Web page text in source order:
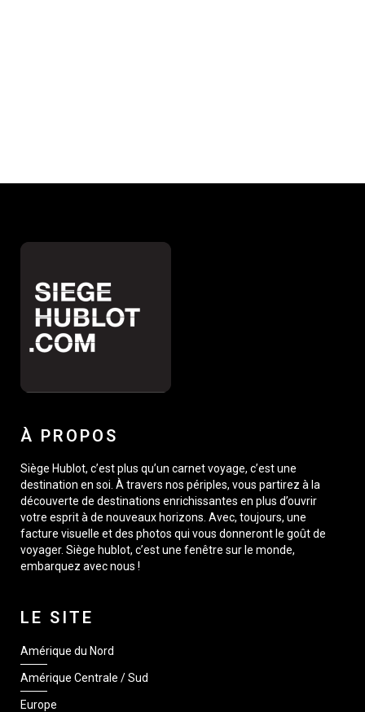
À PROPOS
Siège Hublot, c’est plus qu’un carnet voyage, c’est une
destination en soi. À travers nos périples, vous partirez à la
découverte de destinations enrichissantes en plus d’ouvrir
votre esprit à de nouveaux horizons. Avec, toujours, une
facture visuelle et des photos qui vous donneront le goût de
voyager. Siège hublot, c’est une fenêtre sur le monde,
embarquez avec nous !
LE SITE
Amérique du Nord
Amérique Centrale / Sud
Europe